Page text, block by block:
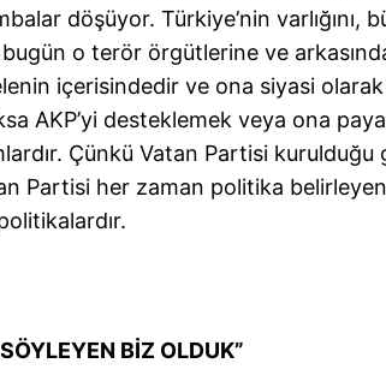
döşüyor. Türkiye’nin
o terör örgütlerine ve
içerisindedir ve ona siyasi
AKP’yi desteklemek veya ona
Çünkü Vatan Partisi
Partisi her zaman politika
BİZ OLDUK”